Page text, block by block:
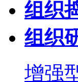
组织
组织
增强